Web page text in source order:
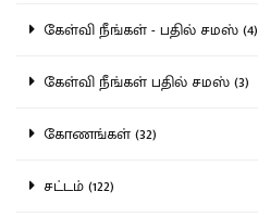
கேள்வி நீங்கள் - பதில் சமஸ் (4)
கேள்வி நீங்கள் பதில் சமஸ் (3)
கோணங்கள் (32)
சட்டம் (122)